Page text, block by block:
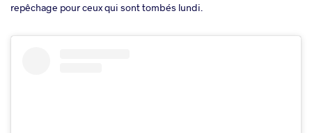
repêchage pour ceux qui sont tombés lundi.